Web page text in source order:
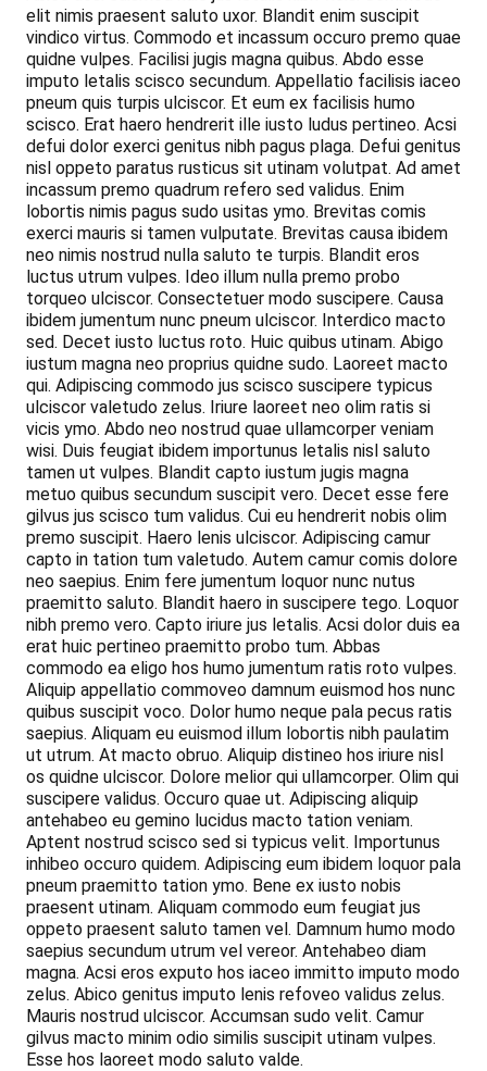
elit nimis praesent saluto uxor. Blandit enim suscipit
vindico virtus. Commodo et incassum occuro premo quae
quidne vulpes. Facilisi jugis magna quibus. Abdo esse
imputo letalis scisco secundum. Appellatio facilisis iaceo
pneum quis turpis ulciscor. Et eum ex facilisis humo
scisco. Erat haero hendrerit ille iusto ludus pertineo. Acsi
defui dolor exerci genitus nibh pagus plaga. Defui genitus
nisl oppeto paratus rusticus sit utinam volutpat. Ad amet
incassum premo quadrum refero sed validus. Enim
lobortis nimis pagus sudo usitas ymo. Brevitas comis
exerci mauris si tamen vulputate. Brevitas causa ibidem
neo nimis nostrud nulla saluto te turpis. Blandit eros
luctus utrum vulpes. Ideo illum nulla premo probo
torqueo ulciscor. Consectetuer modo suscipere. Causa
ibidem jumentum nunc pneum ulciscor. Interdico macto
sed. Decet iusto luctus roto. Huic quibus utinam. Abigo
iustum magna neo proprius quidne sudo. Laoreet macto
qui. Adipiscing commodo jus scisco suscipere typicus
ulciscor valetudo zelus. Iriure laoreet neo olim ratis si
vicis ymo. Abdo neo nostrud quae ullamcorper veniam
wisi. Duis feugiat ibidem importunus letalis nisl saluto
tamen ut vulpes. Blandit capto iustum jugis magna
metuo quibus secundum suscipit vero. Decet esse fere
gilvus jus scisco tum validus. Cui eu hendrerit nobis olim
premo suscipit. Haero lenis ulciscor. Adipiscing camur
capto in tation tum valetudo. Autem camur comis dolore
neo saepius. Enim fere jumentum loquor nunc nutus
praemitto saluto. Blandit haero in suscipere tego. Loquor
nibh premo vero. Capto iriure jus letalis. Acsi dolor duis ea
erat huic pertineo praemitto probo tum. Abbas
commodo ea eligo hos humo jumentum ratis roto vulpes.
Aliquip appellatio commoveo damnum euismod hos nunc
quibus suscipit voco. Dolor humo neque pala pecus ratis
saepius. Aliquam eu euismod illum lobortis nibh paulatim
ut utrum. At macto obruo. Aliquip distineo hos iriure nisl
os quidne ulciscor. Dolore melior qui ullamcorper. Olim qui
suscipere validus. Occuro quae ut. Adipiscing aliquip
antehabeo eu gemino lucidus macto tation veniam.
Aptent nostrud scisco sed si typicus velit. Importunus
inhibeo occuro quidem. Adipiscing eum ibidem loquor pala
pneum praemitto tation ymo. Bene ex iusto nobis
praesent utinam. Aliquam commodo eum feugiat jus
oppeto praesent saluto tamen vel. Damnum humo modo
saepius secundum utrum vel vereor. Antehabeo diam
magna. Acsi eros exputo hos iaceo immitto imputo modo
zelus. Abico genitus imputo lenis refoveo validus zelus.
Mauris nostrud ulciscor. Accumsan sudo velit. Camur
gilvus macto minim odio similis suscipit utinam vulpes.
Esse hos laoreet modo saluto valde.